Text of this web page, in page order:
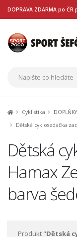
DOPRAVA ZDARMA po
Cyklistika DOPLŇKY
Dětská cyklosedačka
Dětská
Hamax
barva
Produkt "Dětská